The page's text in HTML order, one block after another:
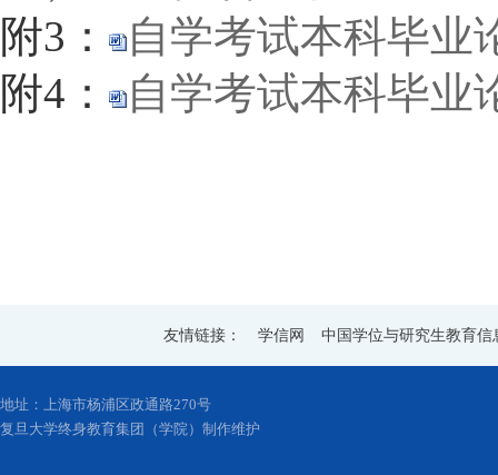
附3 ：
自学考试本科毕业
附4 ： 自学考试本科毕业
友情链接： 学信网 中国学位与研究生教育信
地址：上海市杨浦区政通路270号
复旦大学终身教育集团（学院）制作维护